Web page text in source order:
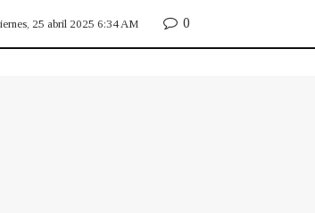
25 abril 2025 6:34 AM 0